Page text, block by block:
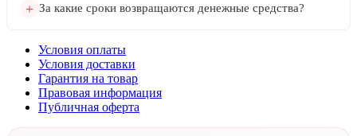
За какие сроки возвращаются денежные средства?
Условия оплаты
Условия доставки
Гарантия на товар
Правовая информация
Публичная оферта